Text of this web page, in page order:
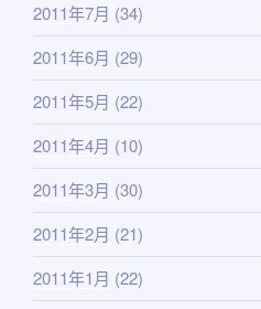
2011年7月 (34)
2011年6月 (29)
2011年5月 (22)
2011年4月 (10)
2011年3月 (30)
2011年2月 (21)
2011年1月 (22)